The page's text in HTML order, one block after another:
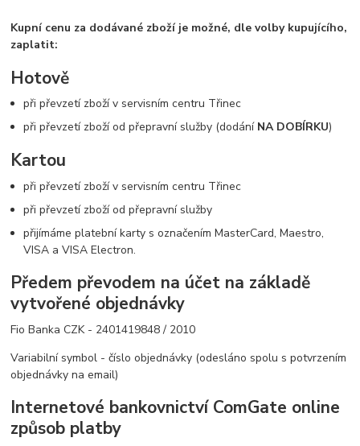
Kupní cenu za dodávané zboží je možné, dle volby kupujícího,
zaplatit:
Hotově
při převzetí zboží v servisním centru Třinec
při převzetí zboží od přepravní služby (dodání NA DOBÍRKU)
Kartou
při převzetí zboží v servisním centru Třinec
při převzetí zboží od přepravní služby
přijímáme platební karty s označením MasterCard, Maestro,
VISA a VISA Electron.
Předem převodem na účet na základě
vytvořené objednávky
Fio Banka CZK - 2401419848 / 2010
Variabilní symbol - číslo objednávky (odesláno spolu s potvrzením
objednávky na email)
Internetové bankovnictví ComGate online
způsob platby